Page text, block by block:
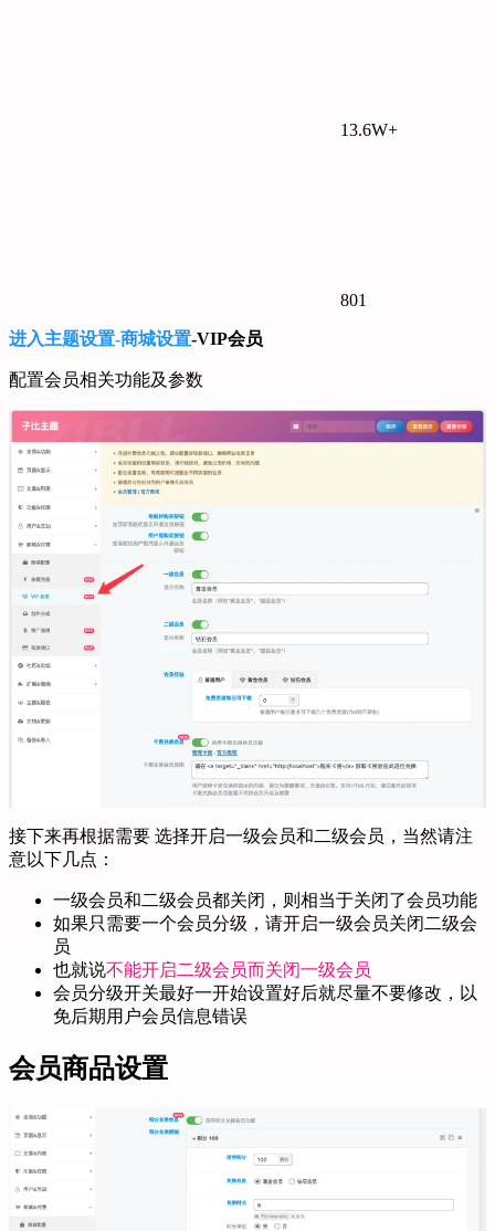
13.6W+
801
进入主题设置-商城设置-VIP会员
配置会员相关功能及参数
接下来再根据需要 选择开启一级会员和二级会员，当然请注
意以下几点：
一级会员和二级会员都关闭，则相当于关闭了会员功能
如果只需要一个会员分级，请开启一级会员关闭二级会
员
也就说不能开启二级会员而关闭一级会员
会员分级开关最好一开始设置好后就尽量不要修改，以
免后期用户会员信息错误
会员商品设置